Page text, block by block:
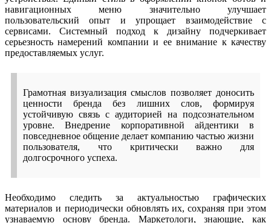
навигационных меню значительно улучшает
пользовательский опыт и упрощает взаимодействие с
сервисами. Системный подход к дизайну подчеркивает
серьезность намерений компании и ее внимание к качеству
предоставляемых услуг.
Грамотная визуализация смыслов позволяет доносить
ценности бренда без лишних слов, формируя
устойчивую связь с аудиторией на подсознательном
уровне. Внедрение корпоративной айдентики в
повседневное общение делает компанию частью жизни
пользователя, что критически важно для
долгосрочного успеха.
Необходимо следить за актуальностью графических
материалов и периодически обновлять их, сохраняя при этом
узнаваемую основу бренда. Маркетологи, знающие, как